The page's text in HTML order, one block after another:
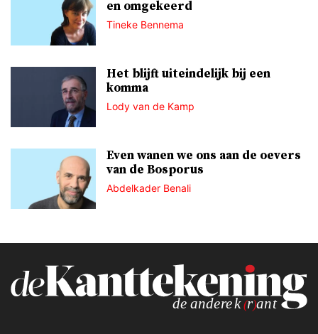
en omgekeerd
Tineke Bennema
Het blijft uiteindelijk bij een
komma
Lody van de Kamp
Even wanen we ons aan de oevers
van de Bosporus
Abdelkader Benali